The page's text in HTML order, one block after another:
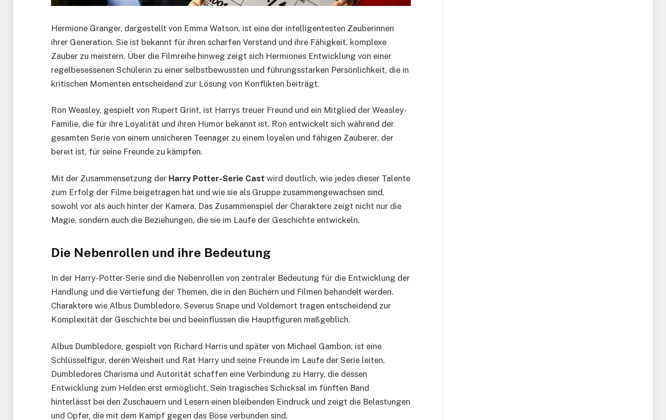
Hermione Granger, dargestellt von Emma Watson, ist eine der intelligentesten Zauberinnen
ihrer Generation. Sie ist bekannt für ihren scharfen Verstand und ihre Fähigkeit, komplexe
Zauber zu meistern. Über die Filmreihe hinweg zeigt sich Hermiones Entwicklung von einer
regelbesessenen Schülerin zu einer selbstbewussten und führungsstarken Persönlichkeit, die in
kritischen Momenten entscheidend zur Lösung von Konflikten beiträgt.
Ron Weasley, gespielt von Rupert Grint, ist Harrys treuer Freund und ein Mitglied der Weasley-
Familie, die für ihre Loyalität und ihren Humor bekannt ist. Ron entwickelt sich während der
gesamten Serie von einem unsicheren Teenager zu einem loyalen und fähigen Zauberer, der
bereit ist, für seine Freunde zu kämpfen.
Mit der Zusammensetzung der Harry Potter-Serie Cast wird deutlich, wie jedes dieser Talente
zum Erfolg der Filme beigetragen hat und wie sie als Gruppe zusammengewachsen sind,
sowohl vor als auch hinter der Kamera. Das Zusammenspiel der Charaktere zeigt nicht nur die
Magie, sondern auch die Beziehungen, die sie im Laufe der Geschichte entwickeln.
Die Nebenrollen und ihre Bedeutung
In der Harry-Potter-Serie sind die Nebenrollen von zentraler Bedeutung für die Entwicklung der
Handlung und die Vertiefung der Themen, die in den Büchern und Filmen behandelt werden.
Charaktere wie Albus Dumbledore, Severus Snape und Voldemort tragen entscheidend zur
Komplexität der Geschichte bei und beeinflussen die Hauptfiguren maßgeblich.
Albus Dumbledore, gespielt von Richard Harris und später von Michael Gambon, ist eine
Schlüsselfigur, deren Weisheit und Rat Harry und seine Freunde im Laufe der Serie leiten.
Dumbledores Charisma und Autorität schaffen eine Verbindung zu Harry, die dessen
Entwicklung zum Helden erst ermöglicht. Sein tragisches Schicksal im fünften Band
hinterlässt bei den Zuschauern und Lesern einen bleibenden Eindruck und zeigt die Belastungen
und Opfer, die mit dem Kampf gegen das Böse verbunden sind.